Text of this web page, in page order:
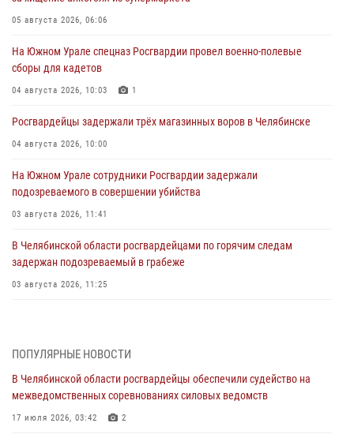
05 августа 2026, 06:06
На Южном Урале спецназ Росгвардии провел военно-полевые
сборы для кадетов
04 августа 2026, 10:03 1
Росгвардейцы задержали трёх магазинных воров в Челябинске
04 августа 2026, 10:00
На Южном Урале сотрудники Росгвардии задержали
подозреваемого в совершении убийства
03 августа 2026, 11:41
В Челябинской области росгвардейцами по горячим следам
задержан подозреваемый в грабеже
03 августа 2026, 11:25
03 августа 2026, 09:22 1
Авиация Росгвардии совершила более 250 санитарных вылетов в
Донецкой Народной Республике
31 июля 2026, 11:33
ПОПУЛЯРНЫЕ НОВОСТИ
В Челябинской области росгвардейцы обеспечили судейство на
межведомственных соревнованиях силовых ведомств
17 июля 2026, 03:42 2